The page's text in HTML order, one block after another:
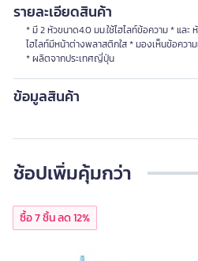
รายละเอียดสินค้า
* มี 2 หัวขนาด4.0 มม.ใช้ไฮไลท์ข้อความ * และ
ไฮไลท์มีหน้าต่างพลาสติกใส * มองเห็นข้อคว
* ผลิตจากประเทศญี่ปุ่น
ข้อมูลสินค้า
ช้อปเพิ่มคุ้มกว่า
ซื้อ 7 ชิ้น ลด 12%